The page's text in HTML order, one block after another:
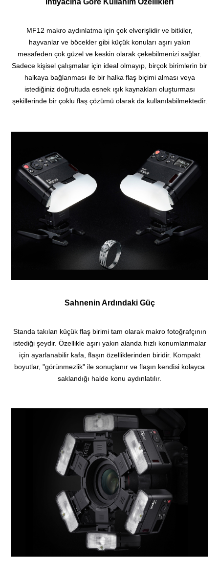
MF12 makro aydınlatma için çok elverişlidir ve bitkiler,
hayvanlar ve böcekler gibi küçük konuları aşırı yakın
mesafeden çok güzel ve keskin olarak çekebilmenizi sağlar.
Sadece kişisel çalışmalar için ideal olmayıp, birçok birimlerin bir
halkaya bağlanması ile bir halka flaş biçimi alması veya
istediğiniz doğrultuda esnek ışık kaynakları oluşturması
şekillerinde bir çoklu flaş çözümü olarak da kullanılabilmektedir.
Sahnenin Ardındaki Güç
Standa takılan küçük flaş birimi tam olarak makro fotoğrafçının
istediği şeydir. Özellikle aşırı yakın alanda hızlı konumlanmalar
için ayarlanabilir kafa, flaşın özelliklerinden biridir. Kompakt
boyutlar, "görünmezlik" ile sonuçlanır ve flaşın kendisi kolayca
saklandığı halde konu aydınlatılır.